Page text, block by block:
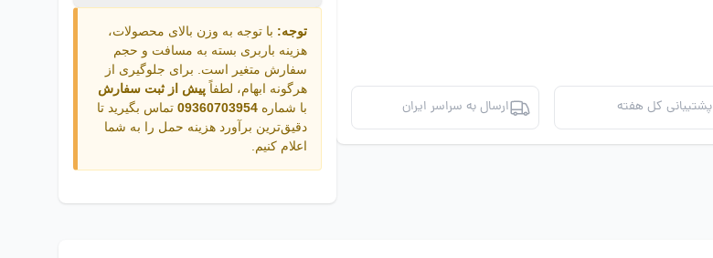
پشتیبانی کل هفته ارسال به سراسر ایران
توجه: با توجه به وزن بالای محصولات،
هزینه باربری بسته به مسافت و حجم
سفارش متغیر است. برای جلوگیری از
هرگونه ابهام، لطفاً پیش از ثبت سفارش
با شماره 09360703954 تماس بگیرید تا
دقیق‌ترین برآورد هزینه حمل را به شما
اعلام کنیم.